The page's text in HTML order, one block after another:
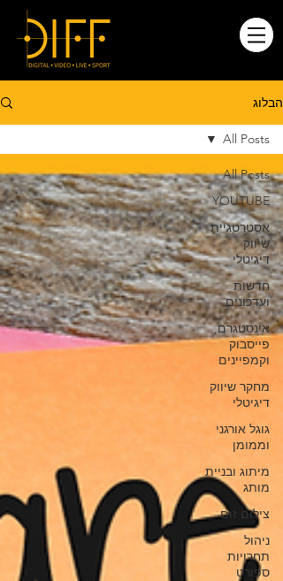
הבלוג
All Posts
YOUTUBE
אסטרטגיית
שיווק
דיגיטלי
חדשות
ועדכונים
אינסטגרם,
פייסבוק
וקמפיינים
מחקר שיווק
דיגיטלי
גוגל אורגני
וממומן
מיתוג ובניית
מותג
צילום זום
ניהול
תחרויות
ספורט
All Posts